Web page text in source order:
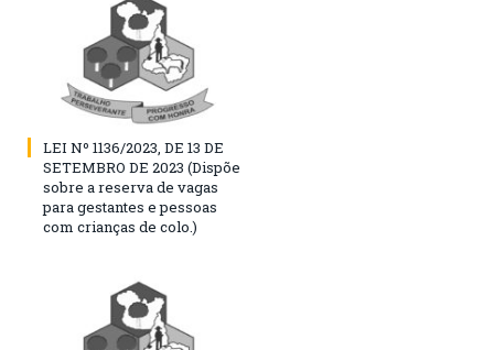
LEI Nº 1136/2023, DE 13 DE
SETEMBRO DE 2023 (Dispõe
sobre a reserva de vagas
para gestantes e pessoas
com crianças de colo.)